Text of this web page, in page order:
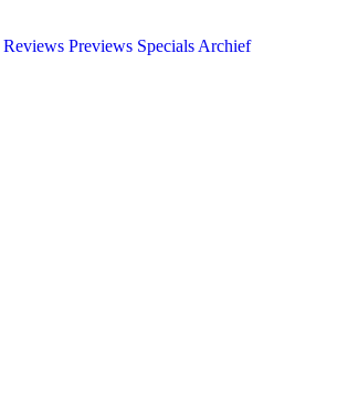
Reviews Previews Specials Archief